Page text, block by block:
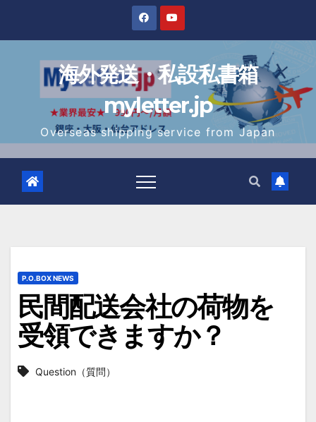
content
海外発送・私設私書箱
myletter.jp
Overseas shipping service from Japan
P.O.BOX NEWS
民間配送会社の荷物を
受領できますか？
Question（質問）